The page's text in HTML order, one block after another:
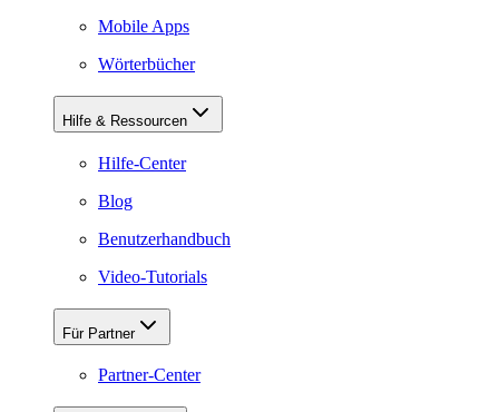
Mobile Apps
Wörterbücher
Hilfe & Ressourcen
Hilfe-Center
Blog
Benutzerhandbuch
Video-Tutorials
Für Partner
Partner-Center